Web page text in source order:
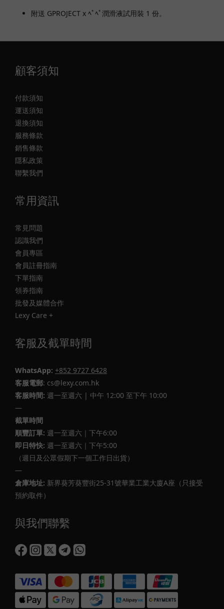
附送 GPROJECT x ﾍﾟﾍﾟ潤滑液試用裝 1 份。
顧客須知
付款須知
運送須知
退換須知
服務條款
銷售條款
隱私政策
聯繫我們
常用資訊
常見問題
認識我們
會員專區
會員註冊指南
下單指南
領券指南
批發及媒體合作
Lexy Care +
客服及截單時間
WhatsApp: +852 9727 6428
客服電郵: cs@lexy.com.hk
客服時間: 週一至週六 | 中午 12:00 至下午 10:00
—
截單時間
順豐訂單: 週一至週六｜下午6:00
即日特快: 週一至週六｜下午5:00
（週日及公眾假期下一個工作日出貨）
—
倉庫地址: 新界葵芳葵豐街25-31號華業工業大廈A座（只接受
預約取件）
與我們聯繫